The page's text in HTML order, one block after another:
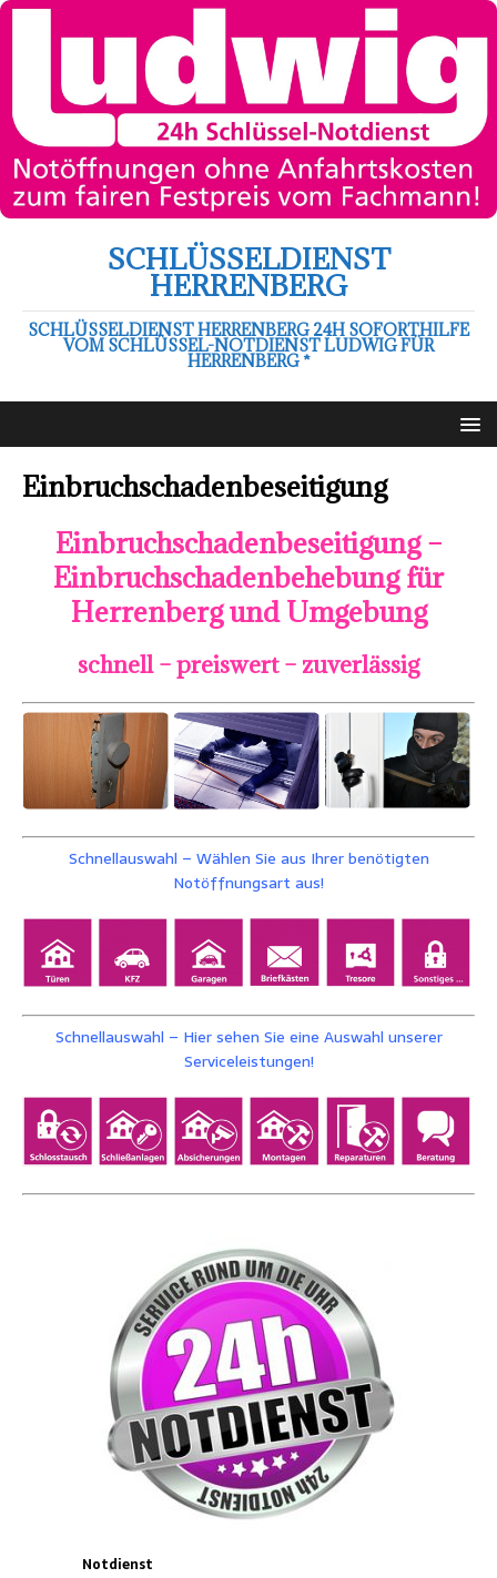
SCHLÜSSELDIENST
HERRENBERG
SCHLÜSSELDIENST HERRENBERG 24H SOFORTHILFE
VOM SCHLÜSSEL-NOTDIENST LUDWIG FÜR
HERRENBERG *
Einbruchschadenbeseitigung
Einbruchschadenbeseitigung –
Einbruchschadenbehebung für
Herrenberg und Umgebung
schnell – preiswert – zuverlässig
Schnellauswahl – Wählen Sie aus Ihrer benötigten
Notöffnungsart aus!
Schnellauswahl – Hier sehen Sie eine Auswahl unserer
Serviceleistungen!
Notdienst